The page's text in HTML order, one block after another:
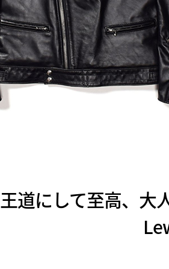
王道にして至高、大